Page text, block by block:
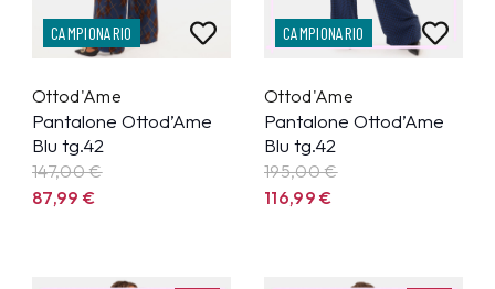
CAMPIONARIO
Ottod'Ame
Pantalone Ottod’Ame
Blu tg.42
147,00 €
87,99€
CAMPIONARIO
Ottod'Ame
Pantalone Ottod’Ame
Blu tg.42
195,00 €
116,99€